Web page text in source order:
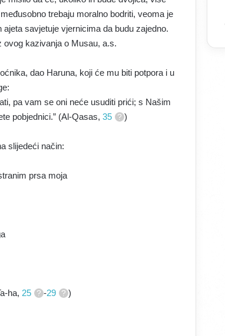
trebaju moralno bodriti, veoma je
savjetuje vjernicima da budu zajedno.
ovog kazivanja o Musau, a.s.
dao Haruna, koji će mu biti potpora i u
pa vam se oni neće usuditi prići; s Našim
pobjednici.” (Al-Qasas, 35 )
slijedeći način:
prsa moja
ha, 25 -29 )